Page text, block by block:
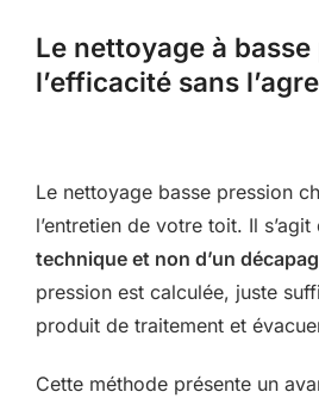
Le nettoyage à
l’efficacité sans
Le nettoyage basse pression
l’entretien de votre toit. Il s’agit
technique et non d’un
pression est calculée, juste
produit de traitement et
Cette méthode présente un